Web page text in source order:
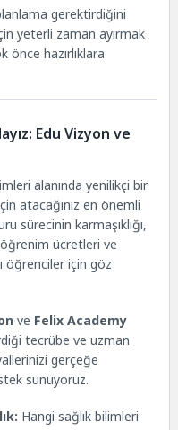
gerektirdiğini
yeterli zaman ayırmak
önce hazırlıklara
Edu Vizyon ve
alanında yenilikçi bir
atacağınız en önemli
sürecinin karmaşıklığı,
ücretleri ve
öğrenciler için göz
ve Felix Academy
tecrübe ve uzman
gerçeğe
sunuyoruz.
Hangi sağlık bilimleri